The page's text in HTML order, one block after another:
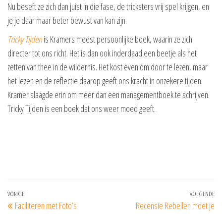
Nu beseft ze zich dan juist in die fase, de tricksters vrij spel krijgen, en
je je daar maar beter bewust van kan zijn.
Tricky Tijdenis Kramers meest persoonlijke boek, waarin ze zich
directer tot ons richt. Het is dan ook inderdaad een beetje als het
zetten van thee in de wildernis. Het kost even om door te lezen, maar
het lezen en de reflectie daarop geeft ons kracht in onzekere tijden.
Kramer slaagde erin om meer dan een managementboek te schrijven.
Tricky Tijden is een boek dat ons weer moed geeft.
Bericht
Vorig
bericht
VORIGE
Faciliteren met Foto’s
VOLGENDE
Recensie Rebellen moet je